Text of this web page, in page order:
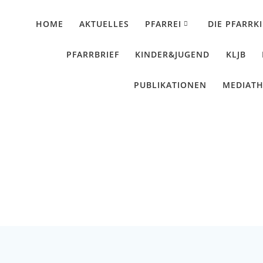
HOME AKTUELLES PFARREI DIE
PFARRBRIEF KINDER&JUGEND KLJB
PUBLIKATIONEN